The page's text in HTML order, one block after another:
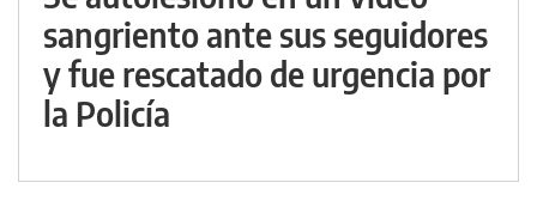
sangriento ante sus seguidores
y fue rescatado de urgencia por
la Policía